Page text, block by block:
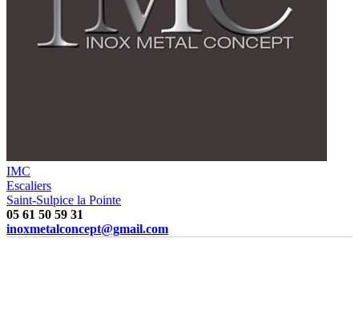
IMC
Escaliers
Saint-Sulpice la Pointe
05 61 50 59 31
inoxmetalconcept@gmail.com